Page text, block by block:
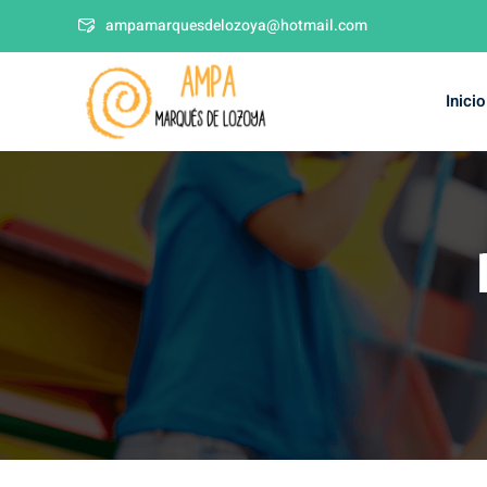
ampamarquesdelozoya@hotmail.com
Inicio